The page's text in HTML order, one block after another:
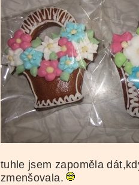
tuhle jsem zapoměla
zmenšovala.